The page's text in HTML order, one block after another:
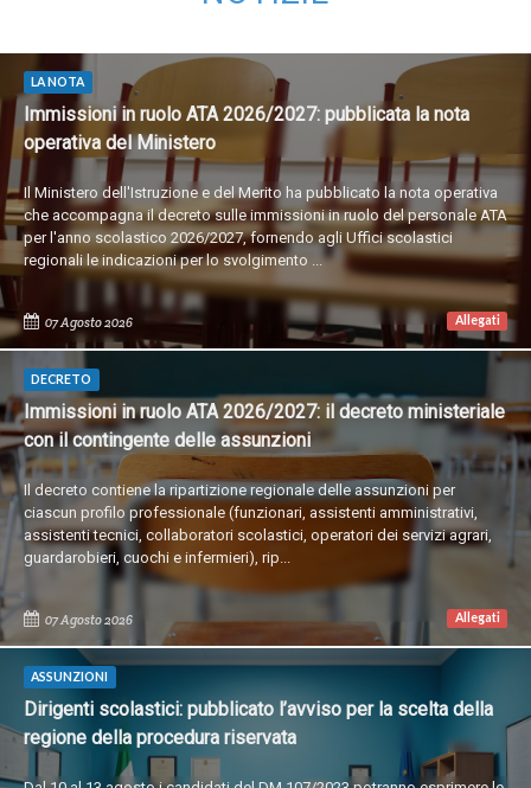
LA NOTA
Immissioni in ruolo ATA 2026/2027: pubblicata la nota
operativa del Ministero
Il Ministero dell'Istruzione e del Merito ha pubblicato la nota operativa
che accompagna il decreto sulle immissioni in ruolo del personale ATA
per l'anno scolastico 2026/2027, fornendo agli Uffici scolastici
regionali le indicazioni per lo svolgimento ...
07 Agosto 2026 Allegati
DECRETO
Immissioni in ruolo ATA 2026/2027: il decreto ministeriale
con il contingente delle assunzioni
Il decreto contiene la ripartizione regionale delle assunzioni per
ciascun profilo professionale (funzionari, assistenti amministrativi,
assistenti tecnici, collaboratori scolastici, operatori dei servizi agrari,
guardarobieri, cuochi e infermieri), rip...
07 Agosto 2026 Allegati
ASSUNZIONI
Dirigenti scolastici: pubblicato l’avviso per la scelta della
regione della procedura riservata